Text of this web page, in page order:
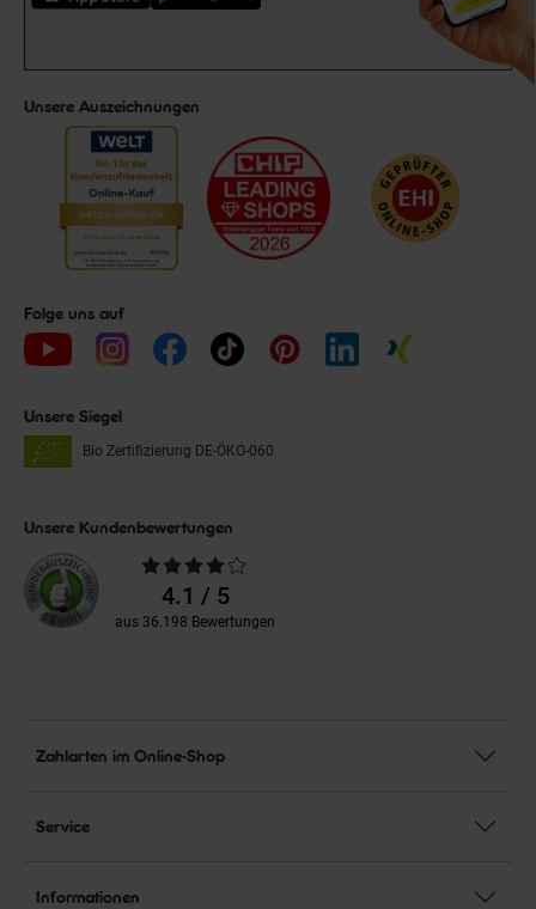
Unsere Auszeichnungen
Folge uns auf
Unsere Siegel
Bio Zertifizierung DE-ÖKO-060
Unsere Kundenbewertungen
Durchschnittliche
Bewertungen4.1 / 5
aus 36.198 Bewertungen
Zahlarten im Online-Shop
Service
Informationen